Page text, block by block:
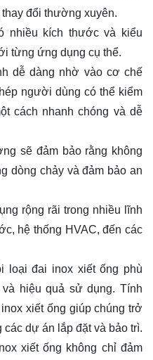
đổi thường xuyên.
nhiều kích thước và kiểu
từng ứng dụng cụ thể.
dễ dàng nhờ vào cơ chế
người dùng có thể kiểm
cách nhanh chóng và dễ
sẽ đảm bảo rằng không
dòng chảy và đảm bảo an
rộng rãi trong nhiều lĩnh
hệ thống HVAC, đến các
loại đai inox xiết ống phù
hiệu quả sử dụng. Tính
xiết ống giúp chúng trở
dự án lắp đặt và bảo trì.
xiết ống không chỉ đảm